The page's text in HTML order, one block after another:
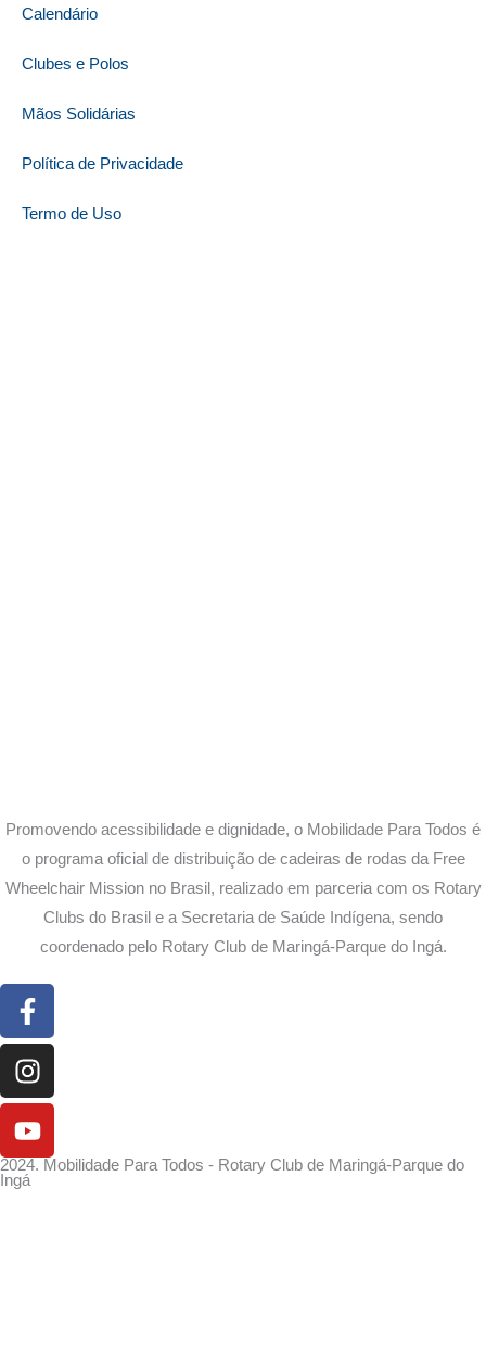
Promovendo acessibilidade e dignidade, o Mobilidade Para Todos é
o programa oficial de distribuição de cadeiras de rodas da Free
Wheelchair Mission no Brasil, realizado em parceria com os Rotary
Clubs do Brasil e a Secretaria de Saúde Indígena, sendo
coordenado pelo Rotary Club de Maringá-Parque do Ingá.
Facebook-
f
Instagram
Youtube
Calendário
Clubes e Polos
Mãos Solidárias
Política de Privacidade
Termo de Uso
2024. Mobilidade Para Todos - Rotary Club de Maringá-Parque do
Ingá